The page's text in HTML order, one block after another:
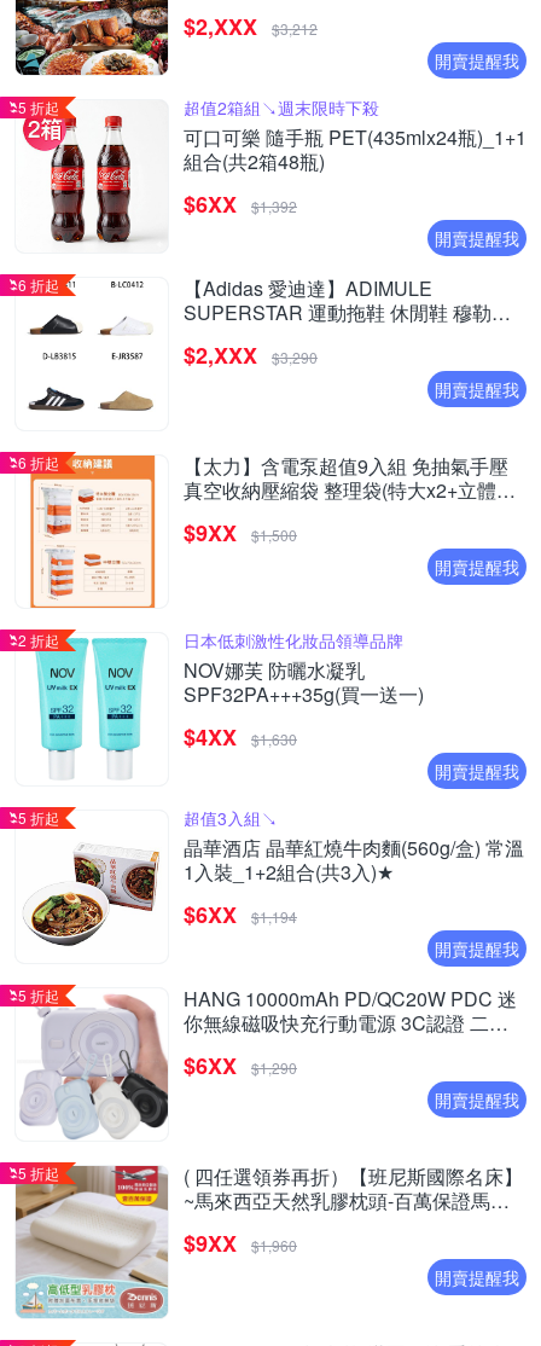
$2,XXX $3,212
開賣提醒我
5 折起 超值2箱組↘︎週末限時下殺
可口可樂 隨手瓶 PET(435mlx24瓶)_1+1
組合(共2箱48瓶)
$6XX $1,392
開賣提醒我
6 折起
【Adidas 愛迪達】ADIMULE
SUPERSTAR 運動拖鞋 休閒鞋 穆勒拖
選四款
$2,XXX $3,290
開賣提醒我
6 折起
【太力】含電泵超值9入組 免抽氣手壓
真空收納壓縮袋 整理袋(特大x2+立體中
$9XX $1,500
開賣提醒我
2 折起 日本低刺激性化妝品領導品牌
NOV娜芙 防曬水凝乳
SPF32PA+++35g(買一送一)
$4XX $1,630
開賣提醒我
5 折起 超值3入組↘︎
晶華酒店 晶華紅燒牛肉麵(560g/盒) 常溫
1入裝_1+2組合(共3入)★
$6XX $1,194
開賣提醒我
5 折起
HANG 10000mAh PD/QC20W PDC 迷
你無線磁吸快充行動電源 3C認證 二維
$6XX $1,290
開賣提醒我
5 折起
( 四任選領券再折）【班尼斯國際名床】
~馬來西亞天然乳膠枕頭-百萬保證馬來
$9XX $1,960
開賣提醒我